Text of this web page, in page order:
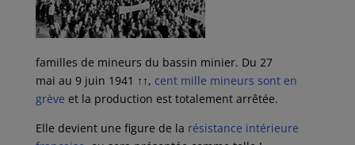
familles de mineurs du bassin minier. Du 27
mai au 9 juin 1941 ↑↑, cent mille mineurs sont en
grève et la production est totalement arrêtée.
Elle devient une figure de la résistance intérieure